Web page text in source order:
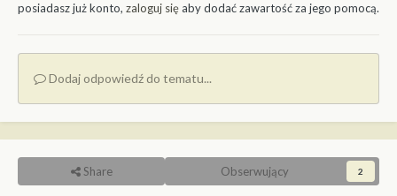
posiadasz już konto, zaloguj sięaby dodać zawartość za jego pomocą.
Dodaj odpowiedź do tematu...
Share Obserwujący 2